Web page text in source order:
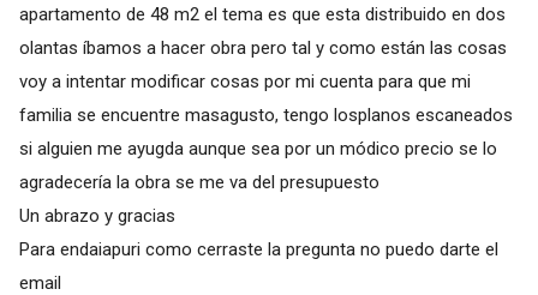
apartamento de 48 m2 el tema es que esta distribuido en dos
olantas íbamos a hacer obra pero tal y como están las cosas
voy a intentar modificar cosas por mi cuenta para que mi
familia se encuentre masagusto, tengo losplanos escaneados
si alguien me ayugda aunque sea por un módico precio se lo
agradecería la obra se me va del presupuesto
Un abrazo y gracias
Para endaiapuri como cerraste la pregunta no puedo darte el
email